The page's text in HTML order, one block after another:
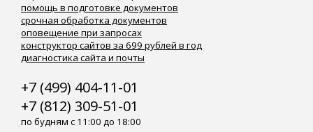
помощь в подготовке документов
срочная обработка документов
оповещение при запросах
конструктор сайтов за 699 рублей в год
диагностика сайта и почты
+7 (499) 404-11-01
+7 (812) 309-51-01
по будням с 11:00 до 18:00